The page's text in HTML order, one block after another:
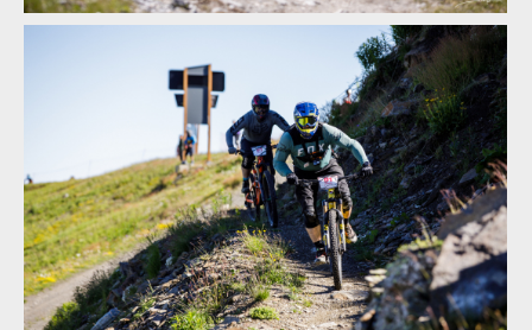
ENDURO2 se v roce 2025 pojede v Meribelu a Verbieru
ENDURO2 se v roce 2025 pojede v Meribelu a Verbieru
ENDURO2 se v roce 2025 pojede v Meribelu a Verbieru
ENDURO2 se v roce 2025 pojede v Meribelu a Verbieru